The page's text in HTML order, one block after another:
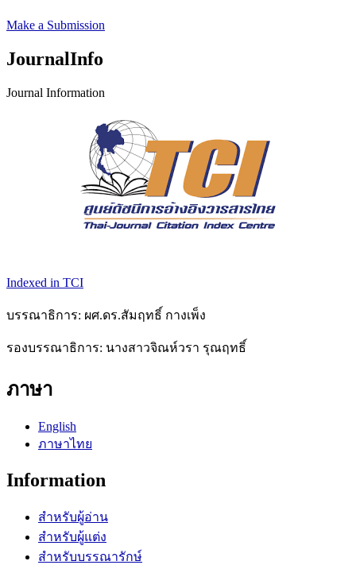
Make a Submission
JournalInfo
Journal Information
Indexed in TCI
บรรณาธิการ: ผศ.ดร.สัมฤทธิ์ กางเพ็ง
รองบรรณาธิการ: นางสาวจิณห์วรา รุณฤทธิ์
ภาษา
English
ภาษาไทย
Information
สำหรับผู้อ่าน
สำหรับผู้แต่ง
สำหรับบรรณารักษ์